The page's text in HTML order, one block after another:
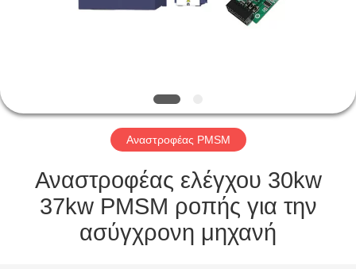
ΠΟΙΟΤΙΚΌΣ
ΕΠΙΚΟΙΝΩΝΉΣΤΕ
Αναστροφέας PMSM
Αναστροφέας ελέγχου 30kw
37kw PMSM ροπής για την
ασύγχρονη μηχανή